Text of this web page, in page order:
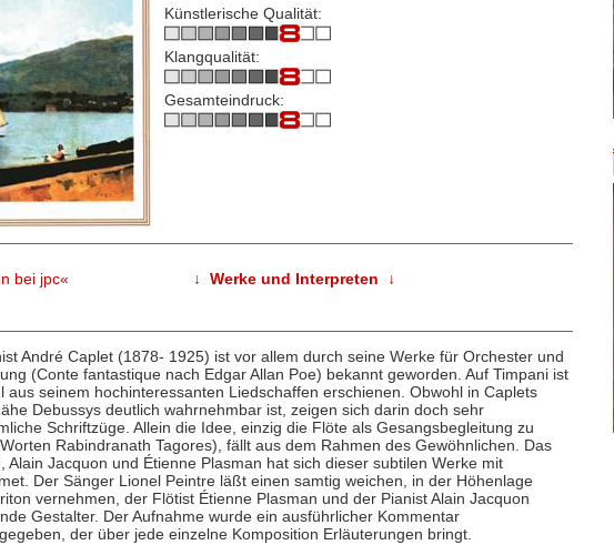
Künstlerische Qualität:
Klangqualität:
Gesamteindruck:
bei jpc« ↓ Werke und Interpreten ↓
André Caplet (1878- 1925) ist vor allem durch seine Werke für Orchester und
(Conte fantastique nach Edgar Allan Poe) bekannt geworden. Auf Timpani ist
aus seinem hochinteressanten Liedschaffen erschienen. Obwohl in Caplets
Debussys deutlich wahrnehmbar ist, zeigen sich darin doch sehr
Schriftzüge. Allein die Idee, einzig die Flöte als Gesangsbegleitung zu
Rabindranath Tagores), fällt aus dem Rahmen des Gewöhnlichen. Das
Alain Jacquon und Étienne Plasman hat sich dieser subtilen Werke mit
Der Sänger Lionel Peintre läßt einen samtig weichen, in der Höhenlage
vernehmen, der Flötist Étienne Plasman und der Pianist Alain Jacquon
Gestalter. Der Aufnahme wurde ein ausführlicher Kommentar
der über jede einzelne Komposition Erläuterungen bringt.